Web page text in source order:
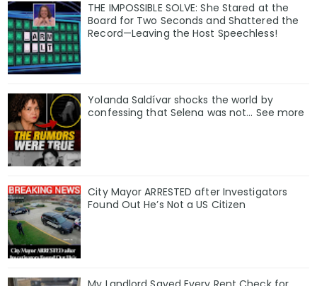
THE IMPOSSIBLE SOLVE: She Stared at the
Board for Two Seconds and Shattered the
Record—Leaving the Host Speechless!
Yolanda Saldívar shocks the world by
confessing that Selena was not... See more
City Mayor ARRESTED after Investigators
Found Out He’s Not a US Citizen